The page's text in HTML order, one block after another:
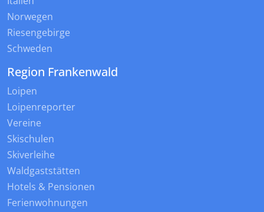
Norwegen
Riesengebirge
Schweden
Region Frankenwald
Loipen
Loipenreporter
Vereine
Skischulen
Skiverleihe
Waldgaststätten
Hotels & Pensionen
Ferienwohnungen